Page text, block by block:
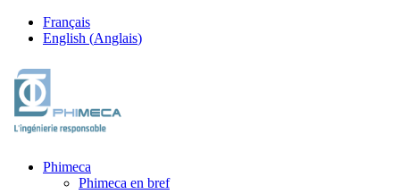
Français
English (Anglais)
Phimeca
Phimeca en bref